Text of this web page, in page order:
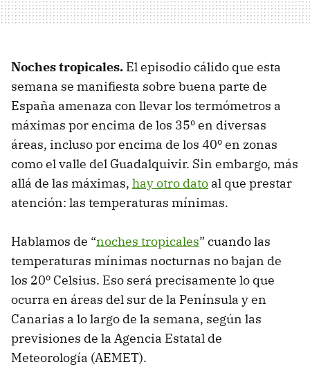
Noches tropicales. El episodio cálido que esta
semana se manifiesta sobre buena parte de
España amenaza con llevar los termómetros a
máximas por encima de los 35º en diversas
áreas, incluso por encima de los 40º en zonas
como el valle del Guadalquivir. Sin embargo, más
allá de las máximas, hay otro dato al que prestar
atención: las temperaturas mínimas.
Hablamos de “noches tropicales” cuando las
temperaturas mínimas nocturnas no bajan de
los 20º Celsius. Eso será precisamente lo que
ocurra en áreas del sur de la Península y en
Canarias a lo largo de la semana, según las
previsiones de la Agencia Estatal de
Meteorología (AEMET).